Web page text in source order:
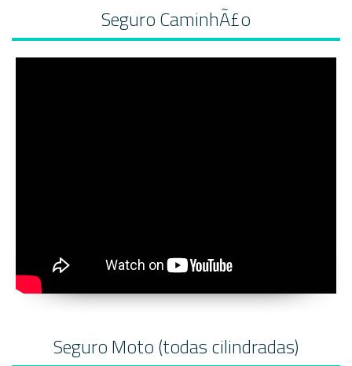
Seguro CaminhÃ£o
Seguro Moto (todas cilindradas)